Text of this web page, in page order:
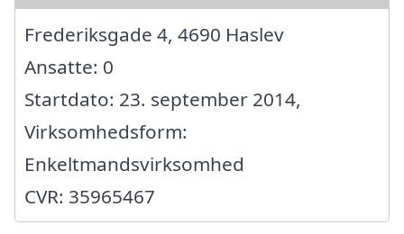
Frederiksgade 4, 4690 Haslev
Ansatte: 0
Startdato: 23. september 2014,
Virksomhedsform:
Enkeltmandsvirksomhed
CVR: 35965467